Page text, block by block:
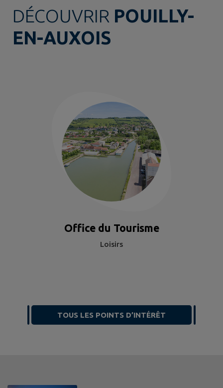
DÉCOUVRIR POUILLY-
EN-AUXOIS
Office du Tourisme
Loisirs
TOUS LES POINTS D’INTÉRÊT